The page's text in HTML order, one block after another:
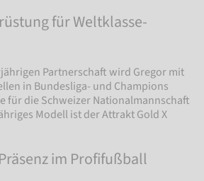
für Weltklasse-
Partnerschaft wird Gregor mit
in Bundesliga- und Champions
für die Schweizer Nationalmannschaft
Modell ist der Attrakt Gold X
im Profifußball